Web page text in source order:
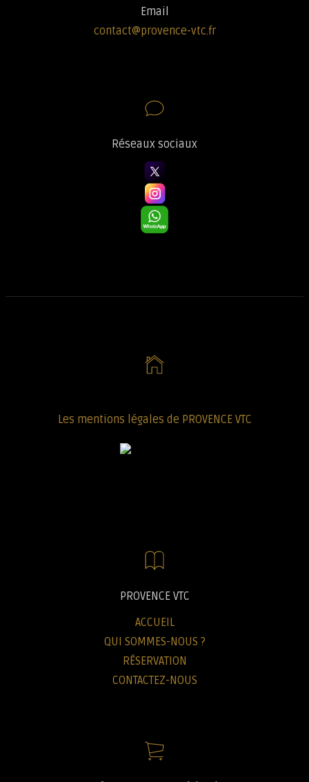
Email
contact@provence-vtc.fr
Réseaux sociaux
Les mentions légales de PROVENCE VTC
PROVENCE VTC
ACCUEIL
QUI SOMMES-NOUS ?
RÉSERVATION
CONTACTEZ-NOUS